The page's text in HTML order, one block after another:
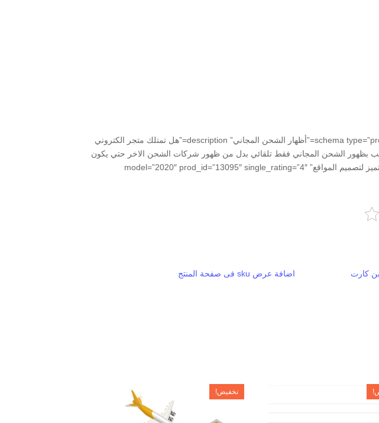
[schema type=”product” url=”https://www.supportip.com/product/show-only-free-shipping-if-available/” name=”أظهار الشحن المجاني” description=”هل تمتلك متجر الكتروني
هل تقوم بتفعيل الشحن المجاني عند وصول المشتريات كمثال 250 ريال وترغب بظهور الشحن المجاني فقط تلقائي بدل من ظهور شركات الشحن الاخر حتي يكون
مختصر للعميل وعدم هروب العميل لعدم وجود مصداقيه” brand=”التميز لتصميم المواقع” manfu=”التميز لتصميم المواقع” model=”2020″ prod_id=”13095″ single_rating=”4″
كارت اضافة عرض sku فى صفحة المنتج
تخفيض!